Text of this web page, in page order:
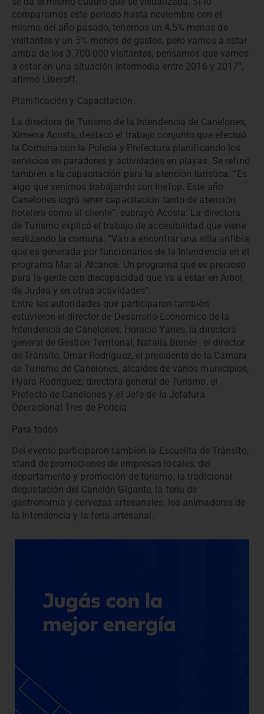
comparamos este periodo hasta noviembre con el
mismo del año pasado, tenemos un 4,5% menos de
visitantes y un 5% menos de gastos, pero vamos a estar
arriba de los 3.700.000 visitantes, pensamos que vamos
a estar en una situación intermedia entre 2016 y 2017”,
afirmó Liberoff.
Planificación y Capacitación
La directora de Turismo de la Intendencia de Canelones,
Ximena Acosta, destacó el trabajo conjunto que efectuó
la Comuna con la Policía y Prefectura planificando los
servicios en paradores y actividades en playas. Se refirió
también a la capacitación para la atención turística. “Es
algo que venimos trabajando con Inefop. Este año
Canelones logró tener capacitación tanto de atención
hotelera como al cliente”, subrayó Acosta. La directora
de Turismo explicó el trabajo de accesibilidad que viene
realizando la comuna. “Van a encontrar una silla anfibia
que es generada por funcionarios de la Intendencia en el
programa Mar al Alcance. Un programa que es precioso
para la gente con discapacidad que va a estar en Árbol
de Judea y en otras actividades”.
Entre las autoridades que participaron también
estuvieron el director de Desarrollo Económico de la
Intendencia de Canelones, Horacio Yanes, la directora
general de Gestión Territorial, Natalia Brener , el director
de Tránsito, Omar Rodríguez, el presidente de la Cámara
de Turismo de Canelones, alcaldes de varios municipios,
Hyara Rodríguez, directora general de Turismo, el
Prefecto de Canelones y el Jefe de la Jefatura
Operacional Tres de Policía.
Para todos
Del evento participaron también la Escuelita de Tránsito,
stand de promociones de empresas locales, del
departamento y promoción de turismo, la tradicional
degustación del Canelón Gigante, la feria de
gastronomía y cervezas artesanales, los animadores de
la Intendencia y la feria artesanal.